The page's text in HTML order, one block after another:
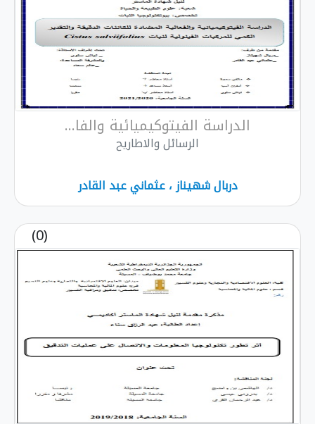
الدراسة الفيتوكيميائية والفا...
الرسائل والاطاريح
دربال شهيناز ، عثماني عبد القادر
(0)